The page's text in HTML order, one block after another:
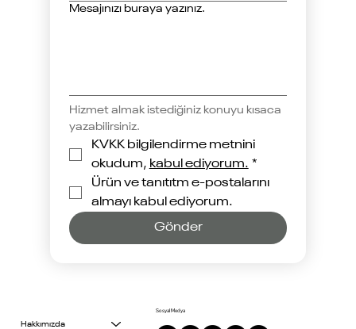
Mesajınızı buraya yazınız.
Hizmet almak istediğiniz konuyu kısaca
yazabilirsiniz.
KVKK bilgilendirme metnini
okudum, kabul ediyorum. *
Ürün ve tanıtıtm e-postalarını
almayı kabul ediyorum.
Gönder
Hakkımızda
Sosyal Medya